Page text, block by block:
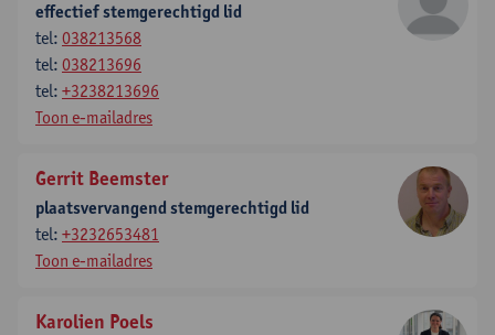
effectief stemgerechtigd lid
tel: 038213568
tel: 038213696
tel: +3238213696
Toon e-mailadres
Gerrit Beemster
plaatsvervangend stemgerechtigd lid
tel: +3232653481
Toon e-mailadres
Karolien Poels